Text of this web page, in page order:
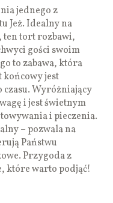
jednego z
Jeż. Idealny na
ten tort rozbawi,
gości swoim
to zabawa, która
końcowy jest
Wyróżniający
i jest świetnym
i pieczenia.
– pozwala na
Państwu
Przygoda z
które warto podjąć!